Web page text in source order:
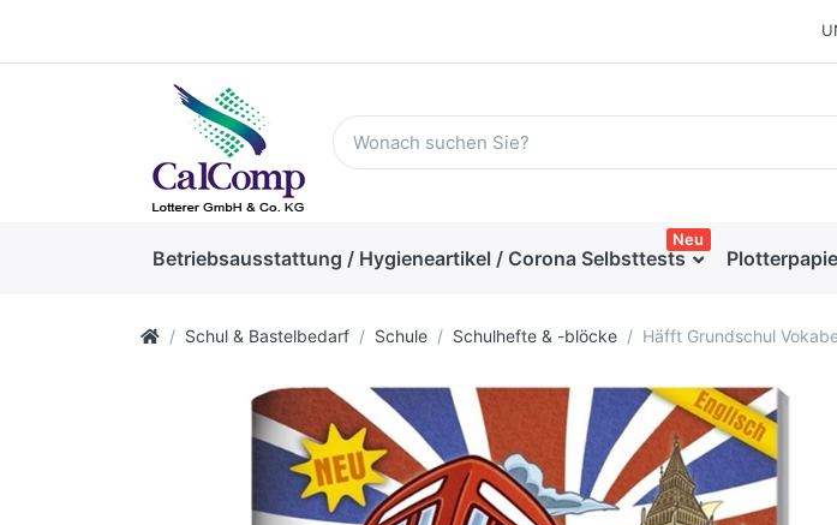
Betriebsausstattung / Hygieneartikel / Corona Selbsttests
Neu
Schul & Bastelbedarf Schule Schulhefte & -blöcke Häfft Grundschul